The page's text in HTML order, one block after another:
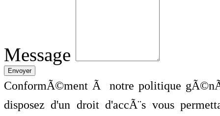
Message
ConformÃ©ment Ã notre politique
disposez d'un droit d'accÃ¨s vous